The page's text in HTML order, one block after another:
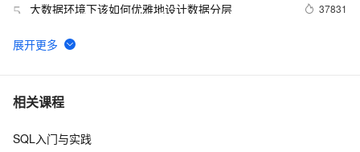
5 大数据环境下该如何优雅地设计数据分层 37831
6 odps是什么?
7 数据仓库介绍与实时数仓案例
8 DataV接入ECharts图表库  可视化利器强强联手
相关课程
SQL入门与实践